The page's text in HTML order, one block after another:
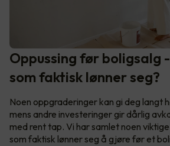
Oppussing før boligsalg
som faktisk lønner seg?
Noen oppgraderinger kan gi deg langt
mens andre investeringer gir dårlig
med rent tap. Vi har samlet noen
som faktisk lønner seg å gjøre før et